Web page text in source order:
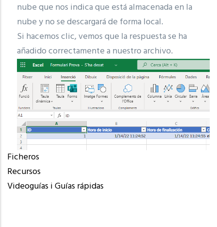
nube que nos indica que está almacenada en la
nube y no se descargará de forma local.
Si hacemos clic, vemos que la respuesta se ha
añadido correctamente a nuestro archivo.
Ficheros
Recursos
Videoguías i Guías rápidas